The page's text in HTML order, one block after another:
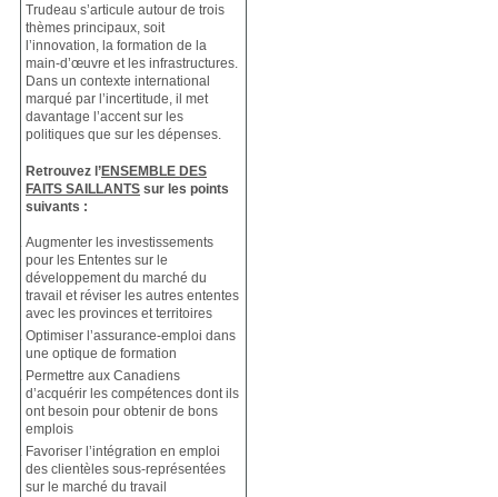
Trudeau s’articule autour de trois
thèmes principaux, soit
l’innovation, la formation de la
main-d’œuvre et les infrastructures.
Dans un contexte international
marqué par l’incertitude, il met
davantage l’accent sur les
politiques que sur les dépenses.
Retrouvez l’ENSEMBLE DES
FAITS SAILLANTS sur les points
suivants :
Augmenter les investissements
pour les Ententes sur le
développement du marché du
travail et réviser les autres ententes
avec les provinces et territoires
Optimiser l’assurance-emploi dans
une optique de formation
Permettre aux Canadiens
d’acquérir les compétences dont ils
ont besoin pour obtenir de bons
emplois
Favoriser l’intégration en emploi
des clientèles sous-représentées
sur le marché du travail